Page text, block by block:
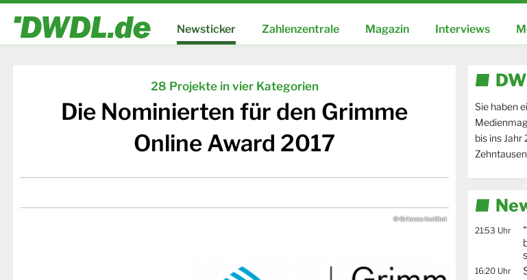
Newsticker Zahlenzentrale Magazin Interviews
28 Projekte in vier Kategorien
Die Nominierten für den Grimme
Online Award 2017
© Grimme-Institut
Sie haben
bis ins
21:53 Uhr
16:20 Uhr